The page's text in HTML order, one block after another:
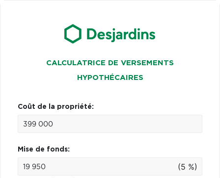
CALCULATRICE DE VERSEMENTS
HYPOTHÉCAIRES
Coût de la propriété:
Mise de fonds:
(5 %)